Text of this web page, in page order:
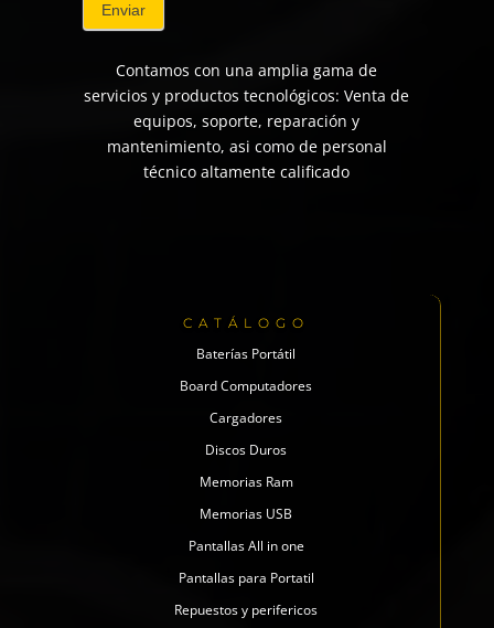
Enviar
Contamos con una amplia gama de
servicios y productos tecnológicos: Venta de
equipos, soporte, reparación y
mantenimiento, asi como de personal
técnico altamente calificado
CATÁLOGO
Baterías Portátil
Board Computadores
Cargadores
Discos Duros
Memorias Ram
Memorias USB
Pantallas All in one
Pantallas para Portatil
Repuestos y perifericos